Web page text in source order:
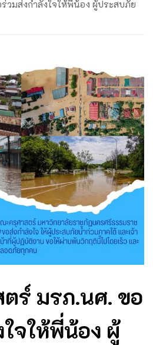
วมส่งกำลังใจให้พี่น้อง ผู้ประสบภัย
ร์ มรภ.นศ. ขอ
จให้พี่น้อง ผู้